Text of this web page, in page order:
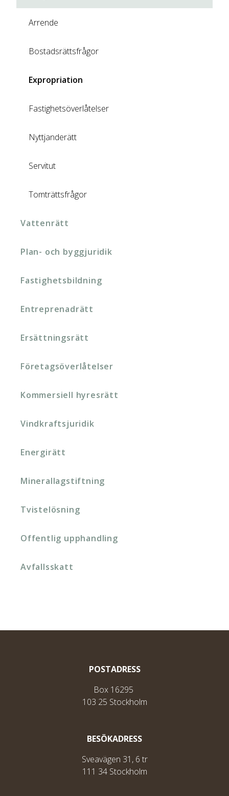
Arrende
Bostadsrättsfrågor
Expropriation
Fastighetsöverlåtelser
Nyttjanderätt
Servitut
Tomträttsfrågor
Vattenrätt
Plan- och byggjuridik
Fastighetsbildning
Entreprenadrätt
Ersättningsrätt
Företagsöverlåtelser
Kommersiell hyresrätt
Vindkraftsjuridik
Energirätt
Minerallagstiftning
Tvistelösning
Offentlig upphandling
Avfallsskatt
POSTADRESS
Box 16295
103 25 Stockholm
BESÖKADRESS
Sveavägen 31, 6 tr
111 34 Stockholm